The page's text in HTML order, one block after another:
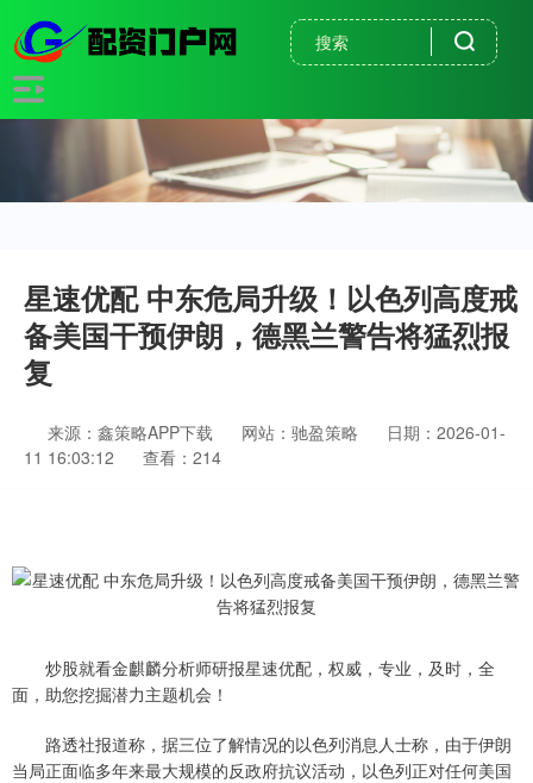
星速优配 中东危局升级！以色列高度戒
备美国干预伊朗，德黑兰警告将猛烈报
复
来源：鑫策略APP下载 网站：驰盈策略
日期：2026-01-
11 16:03:12
查看：214
炒股就看金麒麟分析师研报星速优配，权威，专业，及时，全
面，助您挖掘潜力主题机会！
路透社报道称，据三位了解情况的以色列消息人士称，由于伊朗
当局正面临多年来最大规模的反政府抗议活动，以色列正对任何美国